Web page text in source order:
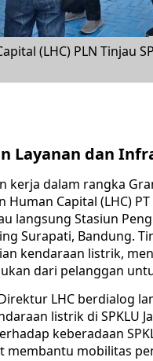
(LHC) PLN Tinjau
Layanan dan
kerja dalam rangka
Capital (LHC)
langsung Stasiun
Surapati, Bandung.
kendaraan listrik,
dari pelanggan
LHC berdialog
listrik di SPKLU
keberadaan
membantu mobilitas